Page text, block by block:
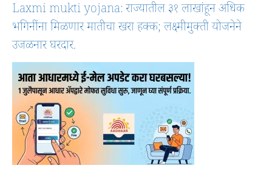
Laxmi mukti yojana: राज्यातील ३१ लाखांहून अधिक
भगिनींना मिळणार मातीचा खरा हक्क; लक्ष्मीमुक्ती योजनेने
उजळनार घरदार.